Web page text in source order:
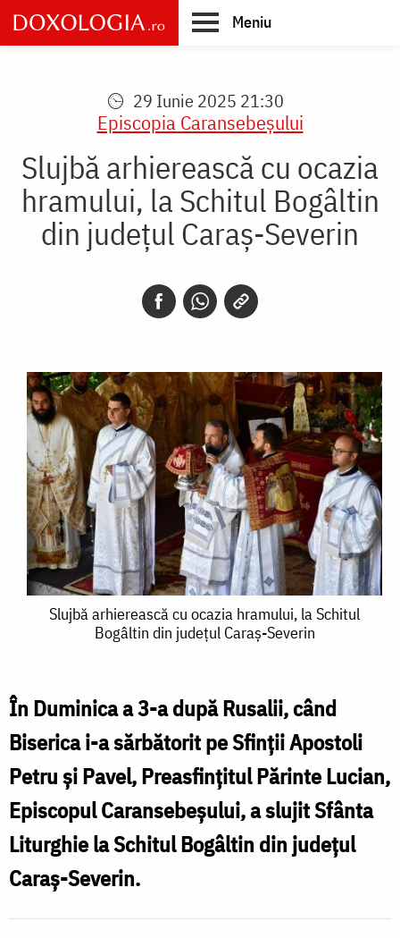
Skip
to
main
Meniu
29 Iunie 2025 21:30
Episcopia Caransebeşului
Slujbă arhierească cu ocazia
hramului, la Schitul Bogâltin
din județul Caraș-Severin
Slujbă
arhierească
ocazia
hramului,
la
Schitul
Bogâltin
din
județul
Caraș-
Slujbă arhierească cu ocazia hramului, la Schitul
Bogâltin din județul Caraș-Severin
În Duminica a 3-a după Rusalii, când
Biserica i-a sărbătorit pe Sfinții Apostoli
Petru și Pavel, Preasfințitul Părinte Lucian,
Episcopul Caransebeșului, a slujit Sfânta
Liturghie la Schitul Bogâltin din județul
Caraș-Severin.